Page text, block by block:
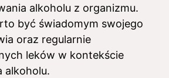
alkoholu z organizmu.
być świadomym swojego
oraz regularnie
leków w kontekście
alkoholu.